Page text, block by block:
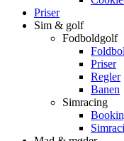
Priser
Sim & golf
Fodboldgolf
Priser
Regler
Banen
Simracing